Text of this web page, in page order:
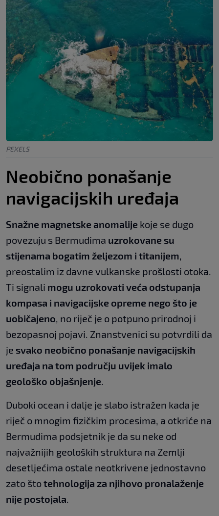
PEXELS
Neobično ponašanje
navigacijskih uređaja
Snažne magnetske anomalije koje se dugo
povezuju s Bermudima uzrokovane su
stijenama bogatim željezom i titanijem,
preostalim iz davne vulkanske prošlosti otoka.
Ti signali mogu uzrokovati veća odstupanja
kompasa i navigacijske opreme nego što je
uobičajeno, no riječ je o potpuno prirodnoj i
bezopasnoj pojavi. Znanstvenici su potvrdili da
je svako neobično ponašanje navigacijskih
uređaja na tom području uvijek imalo
geološko objašnjenje.
Duboki ocean i dalje je slabo istražen kada je
riječ o mnogim fizičkim procesima, a otkriće na
Bermudima podsjetnik je da su neke od
najvažnijih geoloških struktura na Zemlji
desetljećima ostale neotkrivene jednostavno
zato štotehnologija za njihovo pronalaženje
nije postojala.